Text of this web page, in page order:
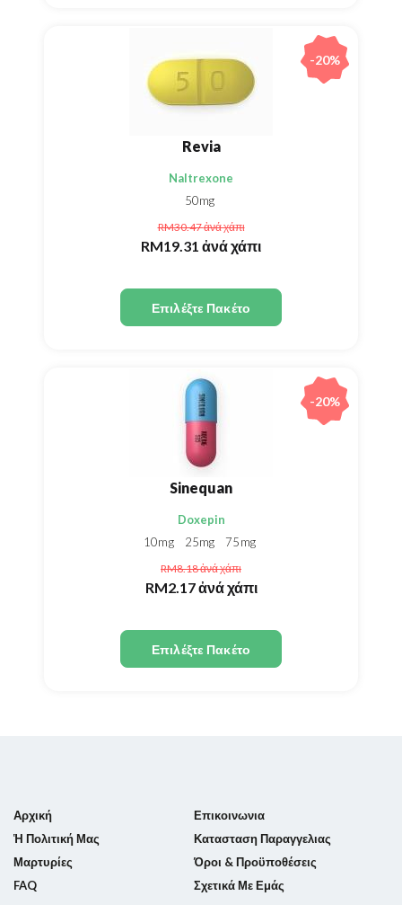
Revia
Naltrexone
50mg
RM30.47ἀνά χάπι
RM19.31 ἀνά χάπι
Επιλέξτε Πακέτο
-20%
Sinequan
Doxepin
10mg
25mg 75mg
RM8.18ἀνά χάπι
RM2.17ἀνά χάπι
Επιλέξτε Πακέτο
-20%
Αρχική
Επικοινωνια
Ἡ Πολιτική Μας
Κατασταση Παραγγελιας
Μαρτυρίες
Όροι & Προϋποθέσεις
FAQ
Σχετικά Με Εμάς